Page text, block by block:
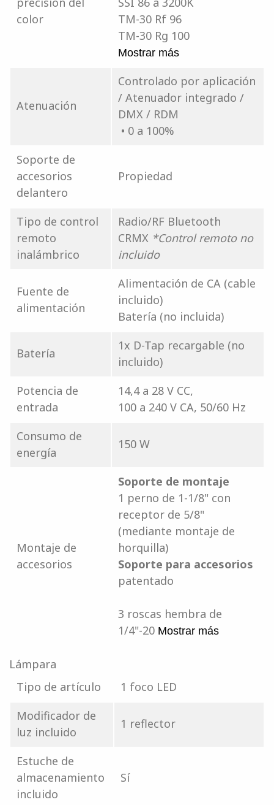
color
TM-30 Rf 96
TM-30 Rg 100
Mostrar más
Atenuación
Controlado por aplicación
/ Atenuador integrado /
DMX / RDM
• 0 a 100%
Soporte de
accesorios
delantero
Propiedad
Tipo de control
remoto
inalámbrico
Radio/RF Bluetooth
CRMX *Control remoto no
incluido
Fuente de
alimentación
Alimentación de CA (cable
incluido)
Batería (no incluida)
Batería
1x D-Tap recargable (no
incluido)
Potencia de
entrada
14,4 a 28 V CC,
100 a 240 V CA, 50/60 Hz
Consumo de
energía
150 W
Montaje de
accesorios
Soporte de montaje
1 perno de 1-1/8" con
receptor de 5/8"
(mediante montaje de
horquilla)
Soporte para accesorios
patentado
3 roscas hembra de
1/4"-20 Mostrar más
Lámpara
Tipo de artículo
1 foco LED
Modificador de
luz incluido
1 reflector
Estuche de
almacenamiento
incluido
Sí